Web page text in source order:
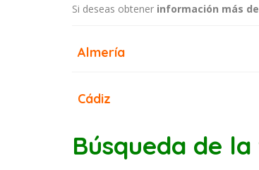
Si deseas obtener información más
Almería
Cádiz
Búsqueda de